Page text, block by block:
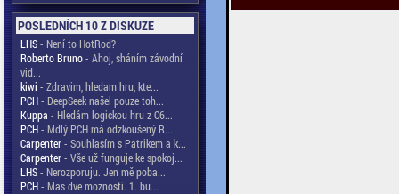
POSLEDNÍCH 10 Z DISKUZE
LHS- Není to HotRod?
Roberto Bruno- Ahoj, sháním závodní
vid...
kiwi - Zdravim, hledam hru, kte...
PCH- DeepSeek našel pouze toh...
Kuppa - Hledám logickou hru z C6...
PCH- Mdlý PCH má odzkoušený R...
Carpenter- Souhlasím s Patrikem a k...
Carpenter- Vše už funguje ke spokoj...
LHS- Nerozporuju. Jen mě poba...
PCH- Mas dve moznosti. 1. bu...